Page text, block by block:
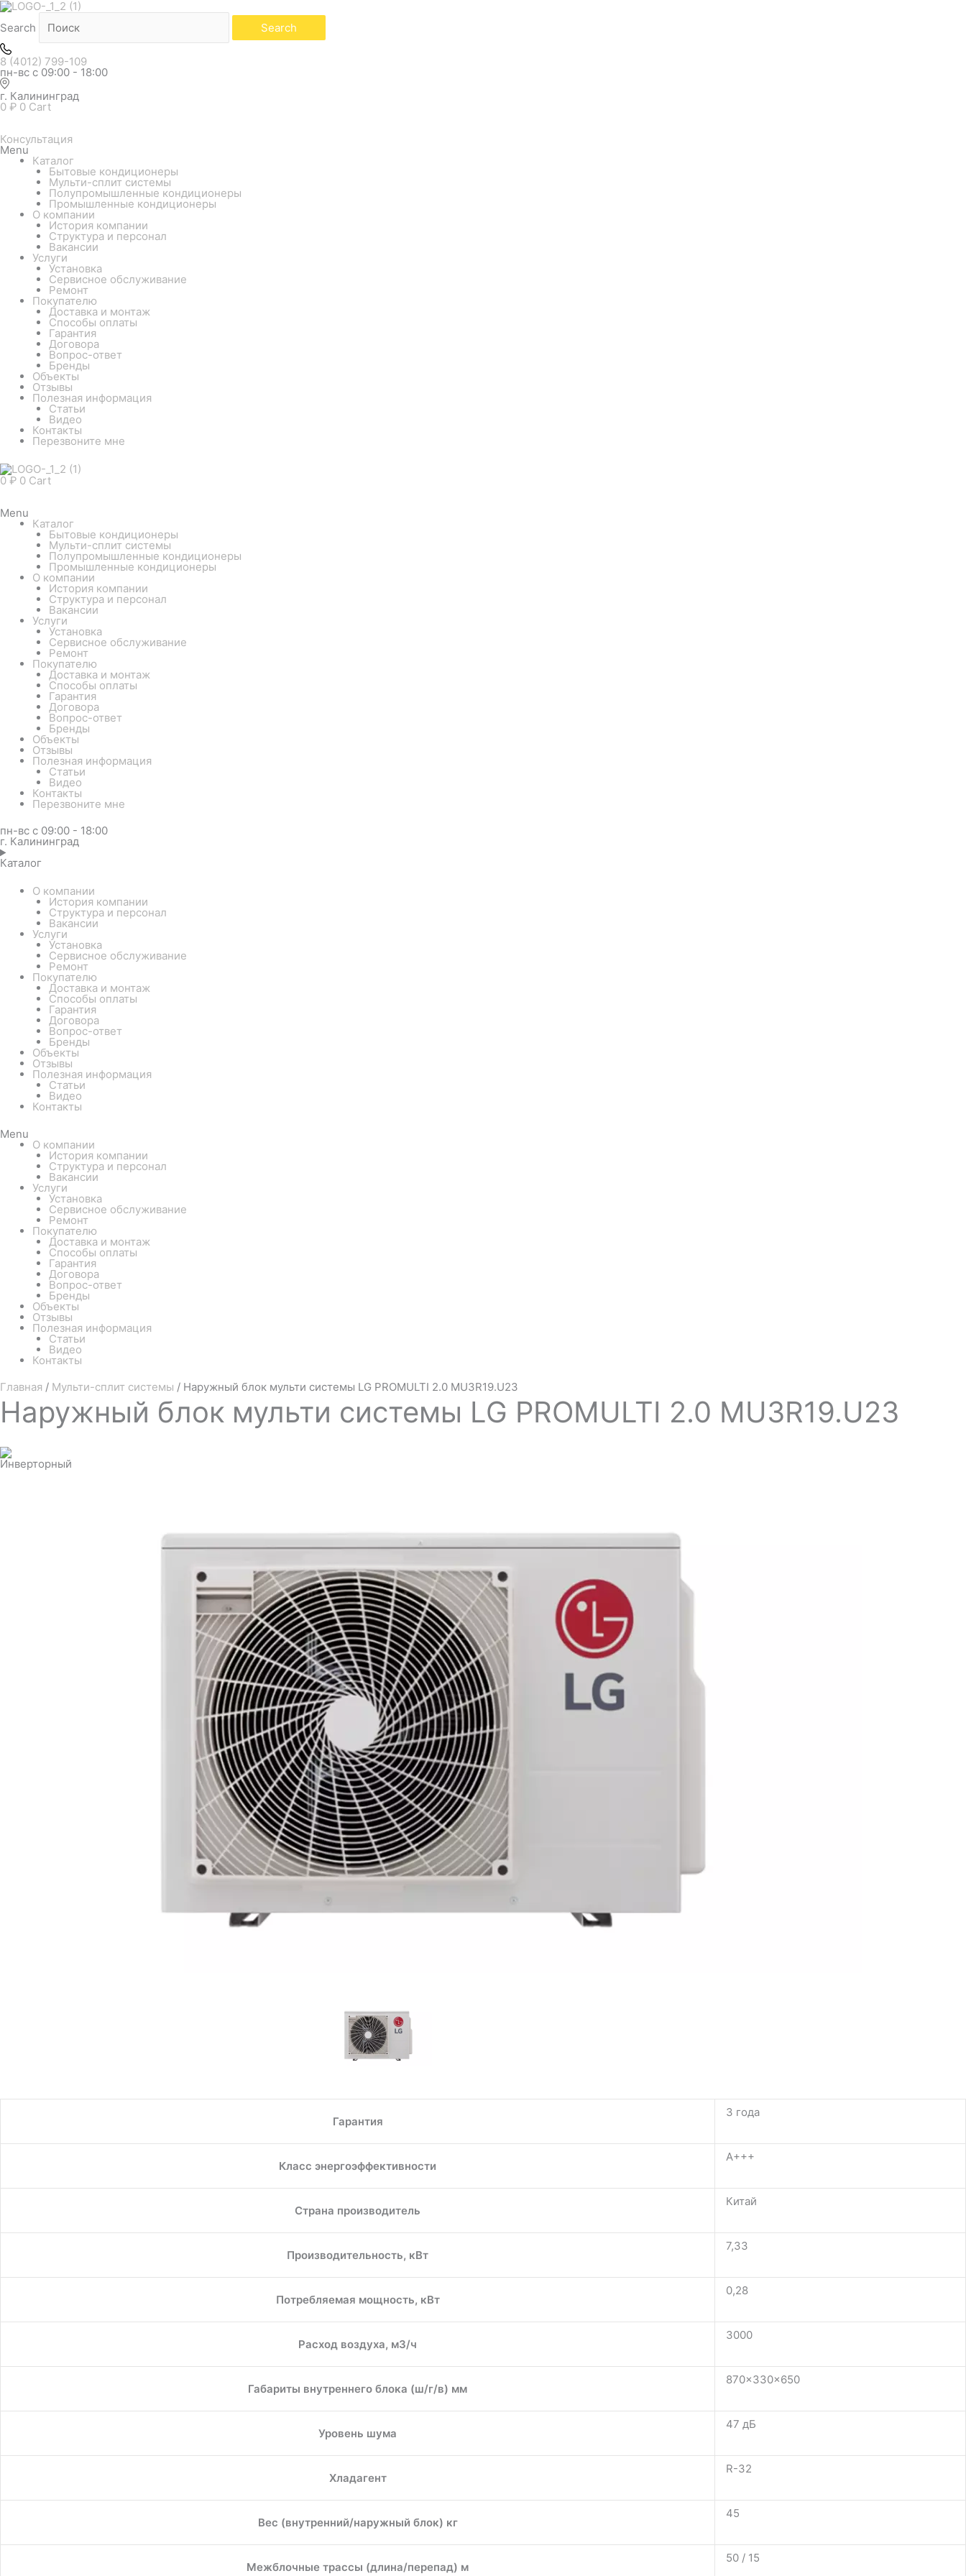
Search Search
8 (4012) 799-109
пн-вс с 09:00 - 18:00
г. Калининград
0 ₽ 0 Cart
Консультация
Menu
Каталог
Бытовые кондиционеры
Мульти-сплит системы
Полупромышленные кондиционеры
Промышленные кондиционеры
О компании
История компании
Структура и персонал
Вакансии
Услуги
Установка
Сервисное обслуживание
Ремонт
Покупателю
Доставка и монтаж
Способы оплаты
Гарантия
Договора
Вопрос-ответ
Бренды
Объекты
Отзывы
Полезная информация
Статьи
Видео
Контакты
Перезвоните мне
0 ₽ 0 Cart
Menu
Каталог
Бытовые кондиционеры
Мульти-сплит системы
Полупромышленные кондиционеры
Промышленные кондиционеры
О компании
История компании
Структура и персонал
Вакансии
Услуги
Установка
Сервисное обслуживание
Ремонт
Покупателю
Доставка и монтаж
Способы оплаты
Гарантия
Договора
Вопрос-ответ
Бренды
Объекты
Отзывы
Полезная информация
Статьи
Видео
Контакты
Перезвоните мне
пн-вс с 09:00 - 18:00
г. Калининград
Каталог
О компании
История компании
Структура и персонал
Вакансии
Услуги
Установка
Сервисное обслуживание
Ремонт
Покупателю
Доставка и монтаж
Способы оплаты
Гарантия
Договора
Вопрос-ответ
Бренды
Объекты
Отзывы
Полезная информация
Статьи
Видео
Контакты
Menu
О компании
История компании
Структура и персонал
Вакансии
Услуги
Установка
Сервисное обслуживание
Ремонт
Покупателю
Доставка и монтаж
Способы оплаты
Гарантия
Договора
Вопрос-ответ
Бренды
Объекты
Отзывы
Полезная информация
Статьи
Видео
Контакты
Главная / Мульти-сплит системы / Наружный блок мульти системы LG PROMULTI 2.0 MU3R19.U23
Наружный блок мульти системы LG PROMULTI 2.0 MU3R19.U23
Гарантия
3 года
Класс энергоэффективности
A+++
Страна производитель
Китай
Производительность, кВт
7,33
Потребляемая мощность, кВт
0,28
Расход воздуха, м3/ч
3000
Габариты внутреннего блока (ш/г/в) мм
870×330×650
Уровень шума
47 дБ
Хладагент
R-32
Вес (внутренний/наружный блок) кг
45
Межблочные трассы (длина/перепад) м
50 / 15
Белый
Количество
товара
Наружный
мульти
системы
LG
PROMULTI
2.0
MU3R19.U23